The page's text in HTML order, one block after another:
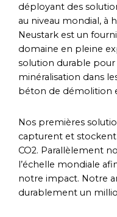
déployant des
au niveau mondial, à
Neustark est un
domaine en pleine
solution durable pour
minéralisation dans
béton de démolition
Nos premières
capturent et
CO2. Parallèlement
l’échelle mondiale
notre impact. Notre
durablement un